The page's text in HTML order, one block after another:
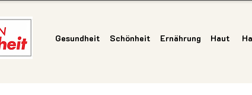
Gesundheit Schönheit Ernährung Haut